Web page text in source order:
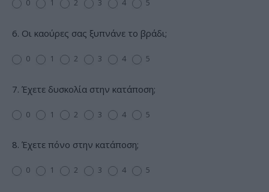
0 1 2 3 4 5
6. Οι καούρες σας ξυπνάνε το βράδι;
0 1 2 3 4 5
7. Έχετε δυσκολία στην κατάποση;
0 1 2 3 4 5
8. Έχετε πόνο στην κατάποση;
0 1 2 3 4 5